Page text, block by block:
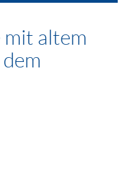
mit altem